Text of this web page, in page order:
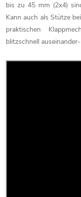
bis zu 45 mm (2x4)
Kann auch als Stütze
praktischen
blitzschnell